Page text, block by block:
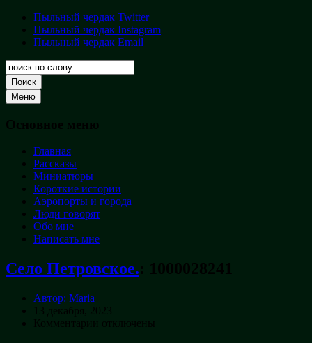
Перейти
содержимому
Пыльный
чердак
Творческая
кладовая
Пыльный чердак Twitter
Пыльный чердак Instagram
Пыльный чердак Email
Поиск
Меню
Основное меню
Главная
Рассказы
Миниатюры
Короткие истории
Аэропорты и города
Люди говорят
Обо мне
Написать мне
Село Петровское.: 1000028241
Автор: Maria
13 декабря, 2023
Комментарии котключены